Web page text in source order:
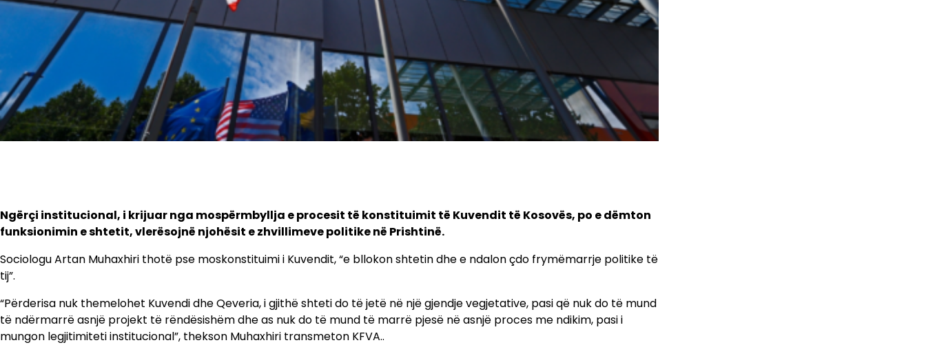
Ngërçi institucional, i krijuar nga mospërmbyllja e procesit të konstituimit të Kuvendit të Kosovës, po e dëmton
funksionimin e shtetit, vlerësojnë njohësit e zhvillimeve politike në Prishtinë.
Sociologu Artan Muhaxhiri thotë pse moskonstituimi i Kuvendit, “e bllokon shtetin dhe e ndalon çdo frymëmarrje politike të
tij”.
“Përderisa nuk themelohet Kuvendi dhe Qeveria, i gjithë shteti do të jetë në një gjendje vegjetative, pasi që nuk do të mund
të ndërmarrë asnjë projekt të rëndësishëm dhe as nuk do të mund të marrë pjesë në asnjë proces me ndikim, pasi i
mungon legjitimiteti institucional”, thekson Muhaxhiri transmeton KFVA..